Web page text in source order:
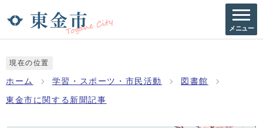
メニュー
現在の位置
ホーム 学習・スポーツ・市民活動 図書館
東金市に関する新聞記事